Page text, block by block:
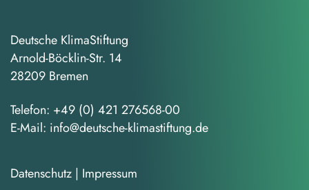
Deutsche KlimaStiftung
Arnold-Böcklin-Str. 14
28209 Bremen
Telefon: +49 (0) 421 276568-00
E-Mail: info@deutsche-klimastiftung.de
Datenschutz | Impressum